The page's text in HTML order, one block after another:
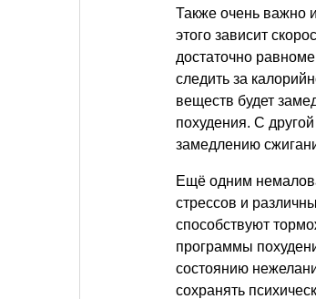
Также очень важно
этого зависит
достаточно
следить за
веществ будет
похудения. С
замедлению
Ещё одним
стрессов и
способствуют
программы
состоянию
сохранять